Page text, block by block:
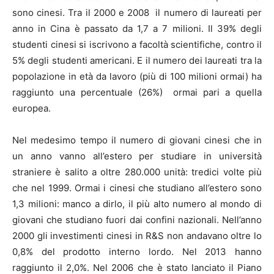
sono cinesi. Tra il 2000 e 2008 il numero di laureati per
anno in Cina è passato da 1,7 a 7 milioni. Il 39% degli
studenti cinesi si iscrivono a facoltà scientifiche, contro il
5% degli studenti americani. E il numero dei laureati tra la
popolazione in età da lavoro (più di 100 milioni ormai) ha
raggiunto una percentuale (26%) ormai pari a quella
europea.
Nel medesimo tempo il numero di giovani cinesi che in
un anno vanno all’estero per studiare in università
straniere è salito a oltre 280.000 unità: tredici volte più
che nel 1999. Ormai i cinesi che studiano all’estero sono
1,3 milioni: manco a dirlo, il più alto numero al mondo di
giovani che studiano fuori dai confini nazionali. Nell’anno
2000 gli investimenti cinesi in R&S non andavano oltre lo
0,8% del prodotto interno lordo. Nel 2013 hanno
raggiunto il 2,0%. Nel 2006 che è stato lanciato il Piano